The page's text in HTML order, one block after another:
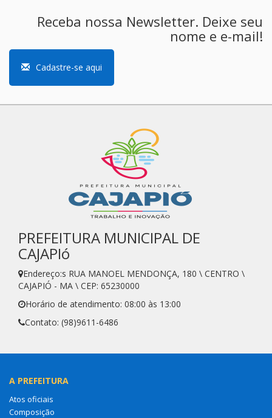
Receba nossa Newsletter. Deixe seu
nome e e-mail!
Cadastre-se aqui
PREFEITURA MUNICIPAL DE
CAJAPIó
Endereço:s RUA MANOEL MENDONÇA, 180 \ CENTRO \
CAJAPIÓ - MA \ CEP: 65230000
Horário de atendimento: 08:00 às 13:00
Contato: (98)9611-6486
A PREFEITURA
Atos oficiais
Composição